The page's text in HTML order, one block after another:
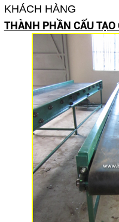
KHÁCH HÀNG
THÀNH PHẦN CẤU TẠO